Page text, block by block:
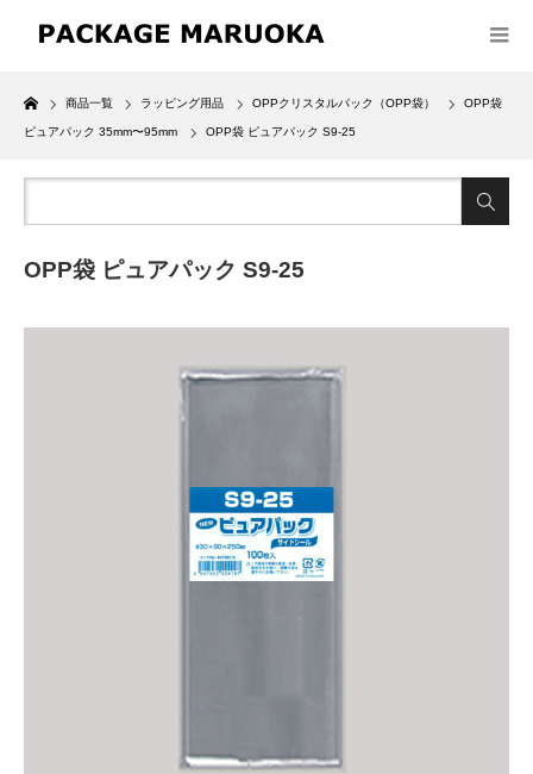
Home
商品一覧 ラッピング用品 OPPクリスタルパック（OPP袋） OPP袋
ピュアパック 35mm〜95mm OPP袋 ピュアパック S9-25
OPP袋 ピュアパック S9-25